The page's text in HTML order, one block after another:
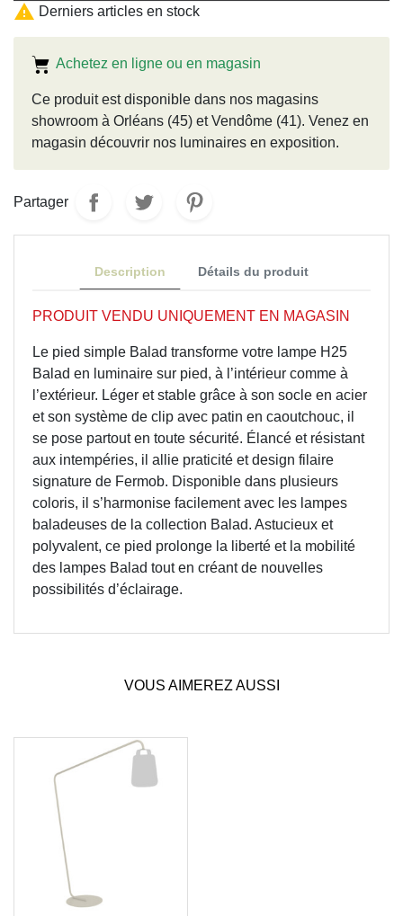
 Derniers articles en stock
Achetez en ligne ou en magasin
Ce produit est disponible dans nos magasins
showroom à Orléans (45) et Vendôme (41). Venez en
magasin découvrir nos luminaires en exposition.
Partager
Description Détails du produit
PRODUIT VENDU UNIQUEMENT EN MAGASIN
Le pied simple Balad transforme votre lampe H25
Balad en luminaire sur pied, à l’intérieur comme à
l’extérieur. Léger et stable grâce à son socle en acier
et son système de clip avec patin en caoutchouc, il
se pose partout en toute sécurité. Élancé et résistant
aux intempéries, il allie praticité et design filaire
signature de Fermob. Disponible dans plusieurs
coloris, il s’harmonise facilement avec les lampes
baladeuses de la collection Balad. Astucieux et
polyvalent, ce pied prolonge la liberté et la mobilité
des lampes Balad tout en créant de nouvelles
possibilités d’éclairage.
VOUS AIMEREZ AUSSI